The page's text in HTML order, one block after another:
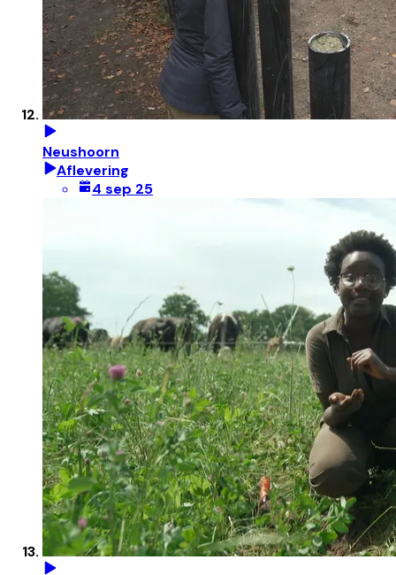
Neushoorn
Aflevering
4 sep 25